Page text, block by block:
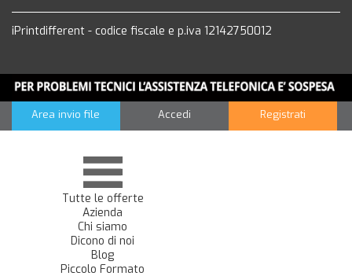
iPrintdifferent - codice fiscale e p.iva 12142750012
Area invio file Accedi Registrati
Tutte le offerte
Azienda
Chi siamo
Dicono di noi
Blog
Piccolo Formato